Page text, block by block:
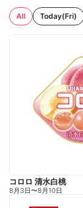
All Today(Fri)
コロロ 清水白桃
8月3日〜8月10日